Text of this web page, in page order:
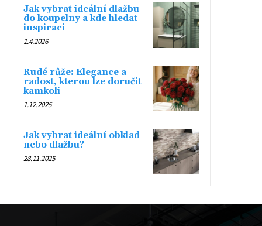
Jak vybrat ideální dlažbu
do koupelny a kde hledat
inspiraci
1.4.2026
Rudé růže: Elegance a
radost, kterou lze doručit
kamkoli
1.12.2025
Jak vybrat ideální obklad
nebo dlažbu?
28.11.2025